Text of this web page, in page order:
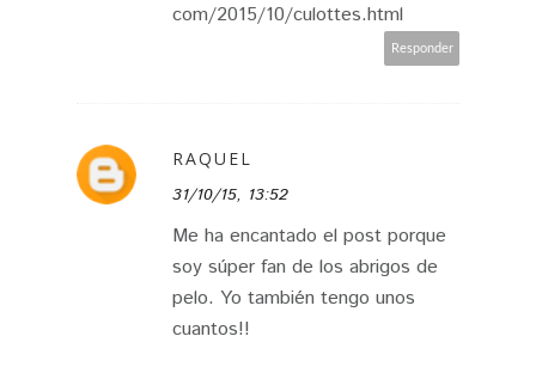
com/2015/10/culottes.html
Responder
RAQUEL
31/10/15, 13:52
Me ha encantado el post porque
soy súper fan de los abrigos de
pelo. Yo también tengo unos
cuantos!!